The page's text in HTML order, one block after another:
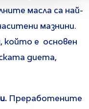
масла са най-
мазнини.
който е основен
диета,
Преработените